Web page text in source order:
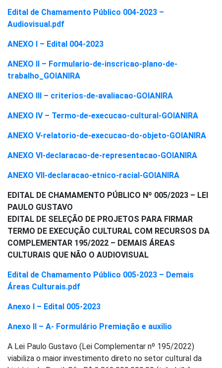
Edital de Chamamento Público 004-2023 –
Audiovisual.pdf
ANEXO l – Edital 004-2023
ANEXO ll – Formulario-de-inscricao-plano-de-
trabalho_GOIANIRA
ANEXO lll – criterios-de-avaliacao-GOIANIRA
ANEXO lV – Termo-de-execucao-cultural-GOIANIRA
ANEXO V-relatorio-de-execucao-do-objeto-GOIANIRA
ANEXO Vl-declaracao-de-representacao-GOIANIRA
ANEXO VII-declaracao-etnico-racial-GOIANIRA
EDITAL DE CHAMAMENTO PÚBLICO Nº 005/2023 – LEI
PAULO GUSTAVO
EDITAL DE SELEÇÃO DE PROJETOS PARA FIRMAR
TERMO DE EXECUÇÃO CULTURAL COM RECURSOS DA
COMPLEMENTAR 195/2022 – DEMAIS ÁREAS
CULTURAIS QUE NÃO O AUDIOVISUAL
Edital de Chamamento Público 005-2023 – Demais
Áreas Culturais.pdf
Anexo I – Edital 005-2023
Anexo II – A- Formulário Premiação e auxilio
A Lei Paulo Gustavo (Lei Complementar nº 195/2022)
viabiliza o maior investimento direto no setor cultural da